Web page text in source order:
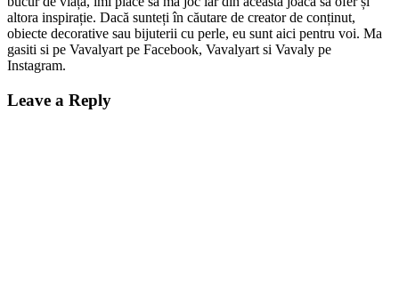
altora inspirație. Dacă sunteți în căutare de creator de conținut,
obiecte decorative sau bijuterii cu perle, eu sunt aici pentru voi. Ma
gasiti si pe Vavalyart pe Facebook, Vavalyart si Vavaly pe
Instagram.
Leave a Reply